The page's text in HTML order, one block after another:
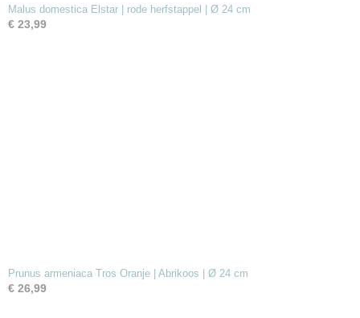
Malus domestica Elstar | rode herfstappel | Ø 24 cm
€ 23,99
Prunus armeniaca Tros Oranje | Abrikoos | Ø 24 cm
€ 26,99